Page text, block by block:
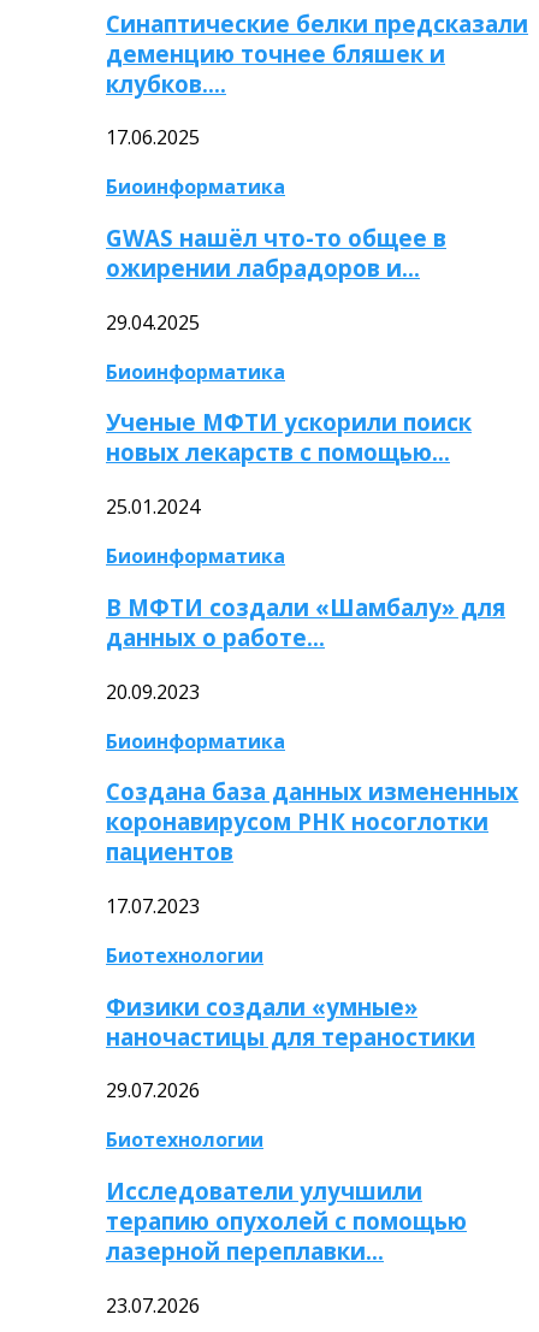
Синаптические белки предсказали
деменцию точнее бляшек и
клубков….
17.06.2025
Биоинформатика
GWAS нашёл что-то общее в
ожирении лабрадоров и…
29.04.2025
Биоинформатика
Ученые МФТИ ускорили поиск
новых лекарств с помощью…
25.01.2024
Биоинформатика
В МФТИ создали «Шамбалу» для
данных о работе…
20.09.2023
Биоинформатика
Создана база данных измененных
коронавирусом РНК носоглотки
пациентов
17.07.2023
Биотехнологии
Физики создали «умные»
наночастицы для тераностики
29.07.2026
Биотехнологии
Исследователи улучшили
терапию опухолей с помощью
лазерной переплавки…
23.07.2026